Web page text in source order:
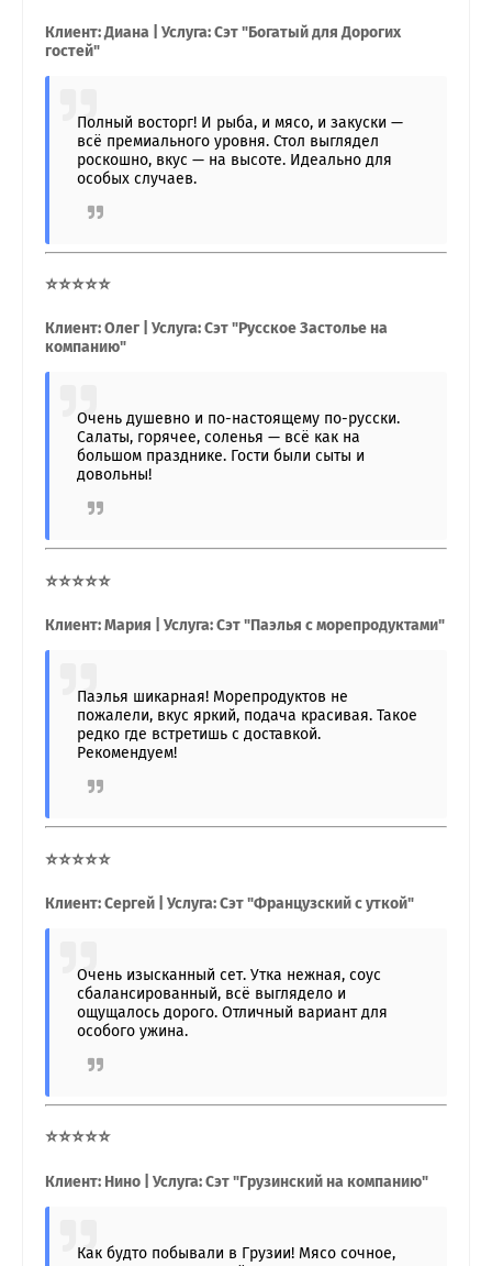
Клиент: Диана | Услуга: Сэт "Богатый для Дорогих
гостей"
Полный восторг! И рыба, и мясо, и закуски —
всё премиального уровня. Стол выглядел
роскошно, вкус — на высоте. Идеально для
особых случаев.
⭐⭐⭐⭐⭐
Клиент: Олег | Услуга: Сэт "Русское Застолье на
компанию"
Очень душевно и по-настоящему по-русски.
Салаты, горячее, соленья — всё как на
большом празднике. Гости были сыты и
довольны!
⭐⭐⭐⭐⭐
Клиент: Мария | Услуга: Сэт "Паэлья с морепродуктами"
Паэлья шикарная! Морепродуктов не
пожалели, вкус яркий, подача красивая. Такое
редко где встретишь с доставкой.
Рекомендуем!
⭐⭐⭐⭐⭐
Клиент: Сергей | Услуга: Сэт "Французский с уткой"
Очень изысканный сет. Утка нежная, соус
сбалансированный, всё выглядело и
ощущалось дорого. Отличный вариант для
особого ужина.
⭐⭐⭐⭐⭐
Клиент: Нино | Услуга: Сэт "Грузинский на компанию"
Как будто побывали в Грузии! Мясо сочное,